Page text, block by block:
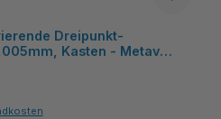
Dreipunkt-
Kasten - Metav